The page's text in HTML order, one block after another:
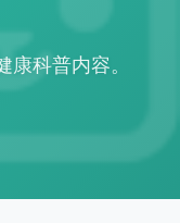
科普内容。